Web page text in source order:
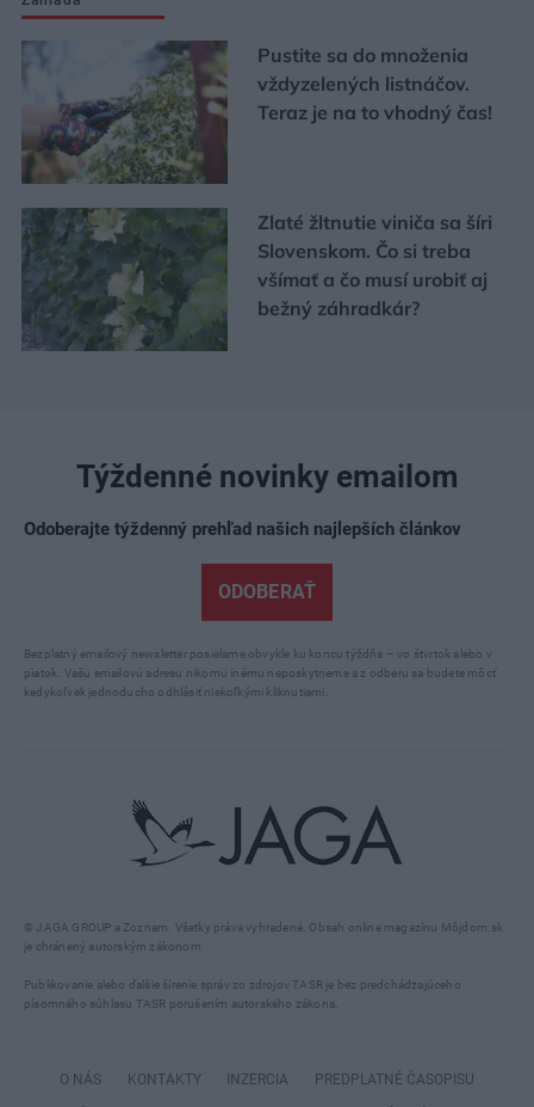
Pustite sa do množenia
vždyzelených listnáčov.
Teraz je na to vhodný čas!
Zlaté žltnutie viniča sa šíri
Slovenskom. Čo si treba
všímať a čo musí urobiť aj
bežný záhradkár?
© JAGA GROUP a Zoznam. Všetky práva vyhradené. Obsah online magazínu Môjdom.sk
je chránený autorským zákonom.
Publikovanie alebo ďalšie šírenie správ zo zdrojov TASR je bez predchádzajúceho
písomného súhlasu TASR porušením autorského zákona.
Týždenné novinky emailom
Odoberajte týždenný prehľad našich najlepších článkov
ODOBERAŤ
Bezplatný emailový newsletter posielame obvykle ku koncu týždňa – vo štvrtok alebo v
piatok. Vašu emailovú adresu nikomu inému neposkytneme a z odberu sa budete môcť
kedykoľvek jednoducho odhlásiť niekoľkými kliknutiami.
O NÁS KONTAKTY INZERCIA PREDPLATNÉ ČASOPISU